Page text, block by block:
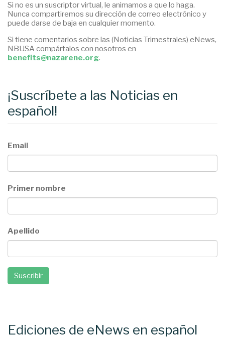
Si no es un suscriptor virtual, le animamos a que lo haga.
Nunca compartiremos su dirección de correo electrónico y
puede darse de baja en cualquier momento.
Si tiene comentarios sobre las (Noticias Trimestrales) eNews,
NBUSA compártalos con nosotros en
benefits@nazarene.org.
¡Suscríbete a las Noticias en
español!
Email
Primer nombre
Apellido
Suscribir
Ediciones de eNews en español